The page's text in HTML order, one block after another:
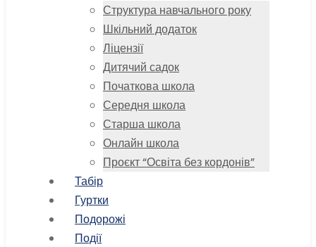
Структура навчального року
Шкільний додаток
Ліцензії
Дитячий садок
Початкова школа
Середня школа
Старша школа
Онлайн школа
Проєкт “Освіта без кордонів”
Табір
Гуртки
Подорожі
Події